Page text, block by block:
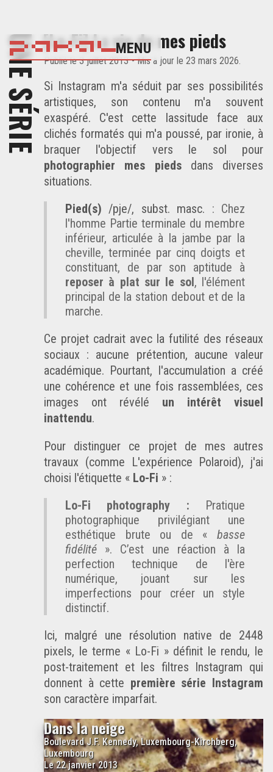
MENU
UNE SÉRIE[Lo-Fi] La vie de mes pieds
Publiéle 3 juillet 2013 - Mis à jour le 23 mars 2026.
Si Instagram m'a séduit par ses possibilités
artistiques, son contenu m'a souvent
exaspéré. C'est cette lassitude face aux
clichés formatés qui m'a poussé, par ironie, à
braquer l'objectif vers le sol pour
photographier mes piedsdans diverses
situations.
Pied(s) /pje/, subst. masc. : Chez
l'homme Partie terminale du membre
inférieur, articulée à la jambe par la
cheville, terminée par cinq doigts et
constituant, de par son aptitude à
reposer à plat sur le sol, l'élément
principal de la station debout et de la
marche.
Ce projet cadrait avec la futilité des réseaux
sociaux : aucune prétention, aucune valeur
académique. Pourtant, l'accumulation a créé
une cohérence et une fois rassemblées, ces
images ont révélé un intérêt visuel
inattendu.
Pour distinguer ce projet de mes autres
travaux (comme L'expérience Polaroid), j'ai
choisi l'étiquette
Lo-Fi
:
Lo-Fi photography : Pratique
photographique privilégiant une
esthétique brute ou de
basse
fidélité
. C’est une réaction à la
perfection technique de l'ère
numérique, jouant sur les
imperfections pour créer un style
distinctif.
Ici, malgré une résolution native de 2448
pixels, le terme
Lo-Fi
définit le rendu, le
post-traitement et les filtres Instagram qui
donnent à cette première série Instagram
son caractère imparfait.
Dans la neige
Boulevard J.F. Kennedy, Luxembourg-Kirchberg,
Luxembourg
Le 22 janvier 2013